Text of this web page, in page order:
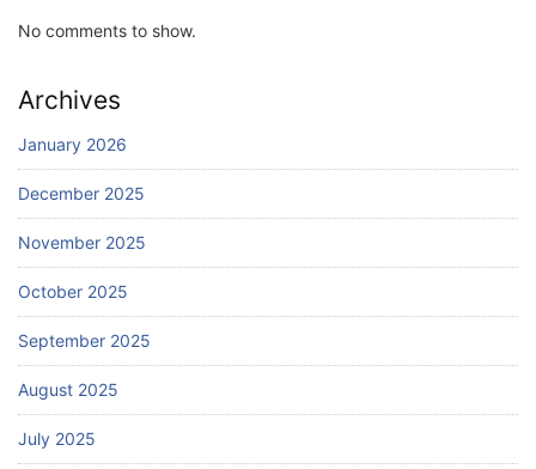
No comments to show.
Archives
January 2026
December 2025
November 2025
October 2025
September 2025
August 2025
July 2025